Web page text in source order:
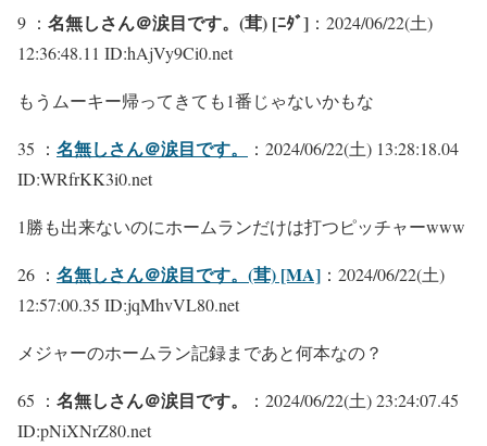
9 ： 名無しさん＠涙目です。(茸) [ﾆﾀﾞ] ：2024/06/22(土)
12:36:48.11 ID:hAjVy9Ci0.net
もうムーキー帰ってきても1番じゃないかもな
35 ： 名無しさん＠涙目です。
：2024/06/22(土) 13:28:18.04
ID:WRfrKK3i0.net
1勝も出来ないのにホームランだけは打つピッチャーwww
26 ： 名無しさん＠涙目です。(茸) [MA] ：2024/06/22(土)
12:57:00.35 ID:jqMhvVL80.net
メジャーのホームラン記録まであと何本なの？
65 ： 名無しさん＠涙目です。
：2024/06/22(土) 23:24:07.45
ID:pNiXNrZ80.net